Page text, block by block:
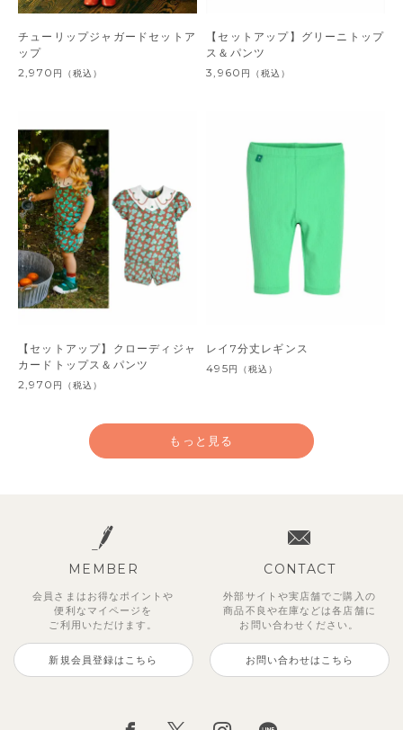
チューリップジャガードセットア
ップ
2,970 円 （税込）
【セットアップ】グリーニトップ
ス＆パンツ
3,960 円 （税込）
【セットアップ】クローディジャ
カードトップス＆パンツ
2,970 円 （税込）
レイ7分丈レギンス
495円 （税込）
もっと見る
MEMBER
会員さまはお得なポイントや
便利な マイページを
ご利用いただけます。
新規会員登録はこちら
CONTACT
外部サイトや実店舗でご購入の
商品不良や在庫などは各店舗に
お問い合わせください。
お問い合わせはこちら